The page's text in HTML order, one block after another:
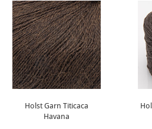
Holst Garn Titicaca
Havana